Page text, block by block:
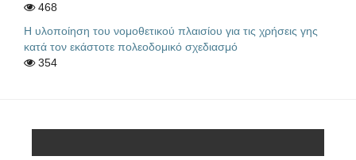
468
Η υλοποίηση του νομοθετικού πλαισίου για τις χρήσεις γης
κατά τον εκάστοτε πολεοδομικό σχεδιασμό
354